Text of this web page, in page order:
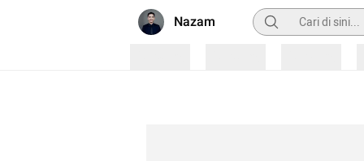
Nazam Pencarian